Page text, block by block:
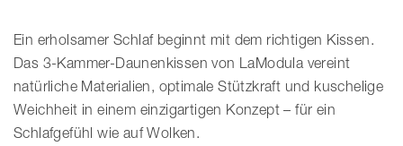
Ein erholsamer Schlaf beginnt mit dem richtigen Kissen.
Das 3-Kammer-Daunenkissen von LaModula vereint
natürliche Materialien, optimale Stützkraft und kuschelige
Weichheit in einem einzigartigen Konzept – für ein
Schlafgefühl wie auf Wolken.